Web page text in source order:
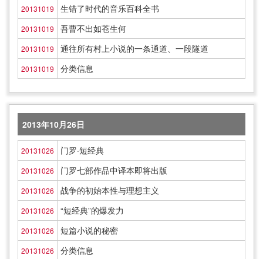
20131019 生错了时代的音乐百科全书
20131019 吾曹不出如苍生何
20131019 通往所有村上小说的一条通道、一段隧道
20131019 分类信息
2013年10月26日
20131026 门罗·短经典
20131026 门罗七部作品中译本即将出版
20131026 战争的初始本性与理想主义
20131026 “短经典”的爆发力
20131026 短篇小说的秘密
20131026 分类信息